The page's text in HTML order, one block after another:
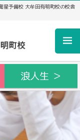
星予備校 大牟田有明町校の校舎
浪人生 ＞